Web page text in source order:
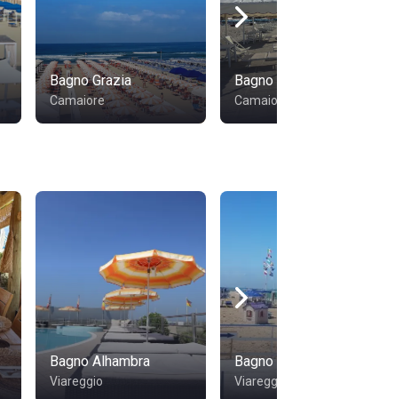
Bagno Grazia
Camaiore
Bagno San Francesco
Camaiore
Bagno Alhambra
Viareggio
Bagno Andrea Doria
Viareggio